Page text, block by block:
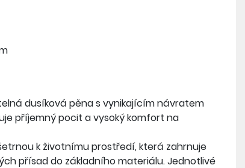
dusíková pěna s vynikajícím návratem
příjemný pocit a vysoký komfort na
k životnímu prostředí, která zahrnuje
přísad do základního materiálu. Jednotlivé